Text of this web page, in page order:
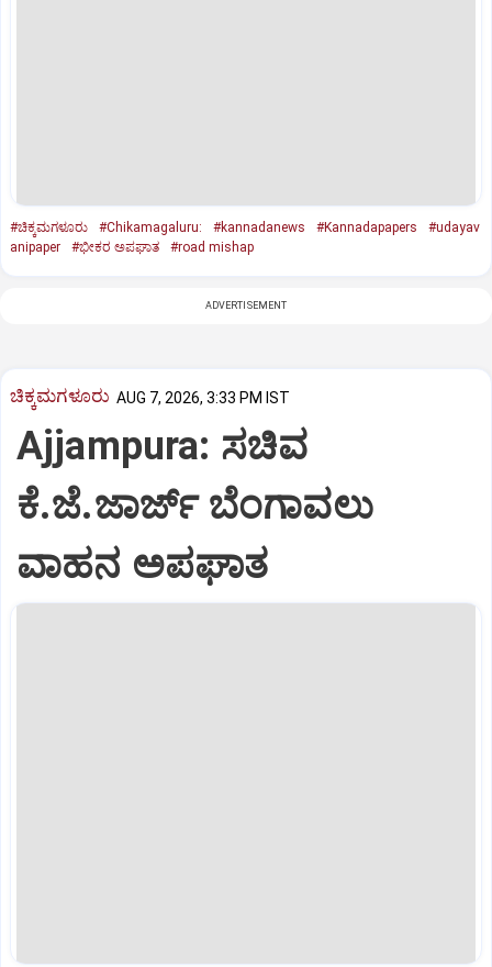
#ಚಿಕ್ಕಮಗಳೂರು #Chikamagaluru: #kannadanews #Kannadapapers
#udayav
anipaper
#ಭೀಕರ ಅಪಘಾತ #road mishap
ADVERTISEMENT
ಚಿಕ್ಕಮಗಳೂರು AUG 7, 2026, 3:33 PM IST
Ajjampura: ಸಚಿವ
ಕೆ.ಜೆ.ಜಾರ್ಜ್ ಬೆಂಗಾವಲು
ವಾಹನ ಅಪಘಾತ